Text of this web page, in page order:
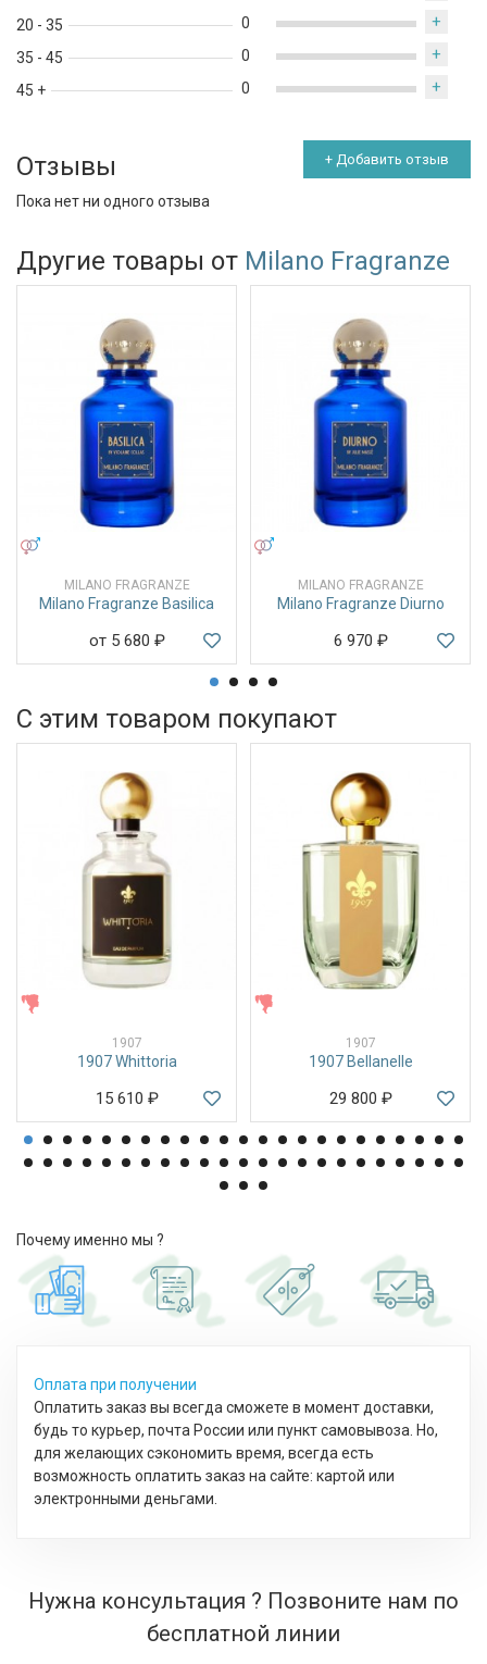
20 - 35
35 - 45
45 +
0 +
0 +
0 +
Отзывы + Добавить отзыв
Пока нет ни одного отзыва
Другие товары от Milano Fragranze
MILANO FRAGRANZE
Milano Fragranze Basilica
от 5 680 ₽
MILANO FRAGRANZE
Milano Fragranze Diurno
6 970 ₽
С этим товаром покупают
1907
1907 Whittoria
15 610 ₽
1907
1907 Bellanelle
29 800 ₽
Почему именно мы ?
Оплата при получении
Оплатить заказ вы всегда сможете в момент доставки,
будь то курьер, почта России или пункт самовывоза. Но,
для желающих сэкономить время, всегда есть
возможность оплатить заказ на сайте: картой или
электронными деньгами.
Нужна консультация ? Позвоните нам по
бесплатной линии